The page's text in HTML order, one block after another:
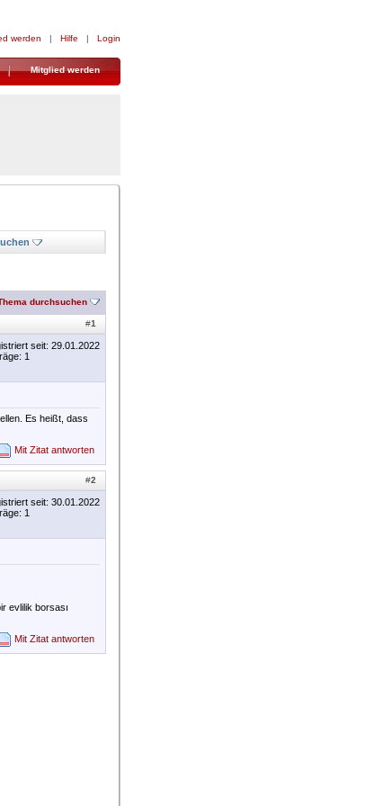
werden | Hilfe | Login
Mitglied werden
durchsuchen
#1
seit: 29.01.2022
1
Es heißt, dass
Mit Zitat antworten
#2
seit: 30.01.2022
1
evlilik borsası
Mit Zitat antworten